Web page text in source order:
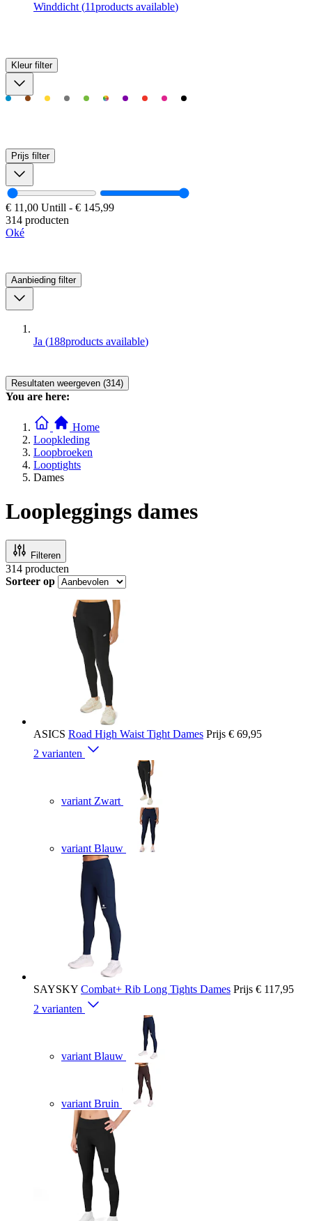
Winddicht (11products available)
Kleur filter
Prijs filter
€ 11,00 Untill - € 145,99
314 producten
Oké
Aanbieding filter
Ja (188products available)
Resultaten weergeven (314)
You are here:
Home
Loopkleding
Loopbroeken
Looptights
Dames
Loopleggings dames
Filteren
314 producten
Sorteer op
ASICS Road High Waist Tight Dames Prijs € 69,95
2 varianten
variant Zwart
variant Blauw
SAYSKY Combat+ Rib Long Tights Dames Prijs € 117,95
2 varianten
variant Blauw
variant Bruin